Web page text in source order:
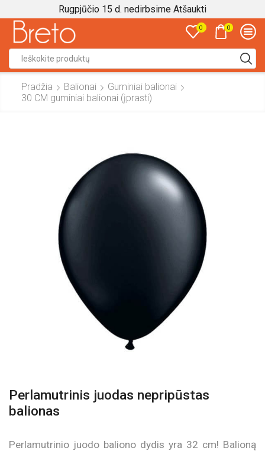
Rugpjūčio 15 d. nedirbsime Atšaukti
0 0
input
Pradžia Balionai
Guminiai balionai
30 CM guminiai balionai (įprasti)
Perlamutrinis juodas nepripūstas
balionas
Perlamutrinio juodo baliono dydis yra 32 cm! Balioną